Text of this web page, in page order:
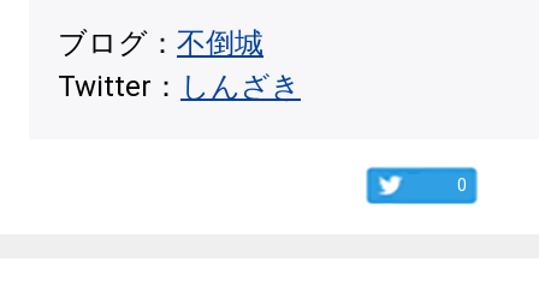
ブログ： 不倒城
Twitter： しんざき
0